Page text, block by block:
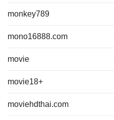
monkey789
mono16888.com
movie
movie18+
moviehdthai.com